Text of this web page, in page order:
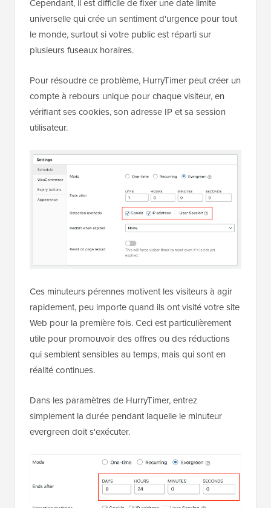
Cependant, il est difficile de fixer une date limite
universelle qui crée un sentiment d'urgence pour tout
le monde, surtout si votre public est réparti sur
plusieurs fuseaux horaires.
Pour résoudre ce problème, HurryTimer peut créer un
compte à rebours unique pour chaque visiteur, en
vérifiant ses cookies, son adresse IP et sa session
utilisateur.
Ces minuteurs pérennes motivent les visiteurs à agir
rapidement, peu importe quand ils ont visité votre site
Web pour la première fois. Ceci est particulièrement
utile pour promouvoir des offres ou des réductions
qui semblent sensibles au temps, mais qui sont en
réalité continues.
Dans les paramètres de HurryTimer, entrez
simplement la durée pendant laquelle le minuteur
evergreen doit s'exécuter.